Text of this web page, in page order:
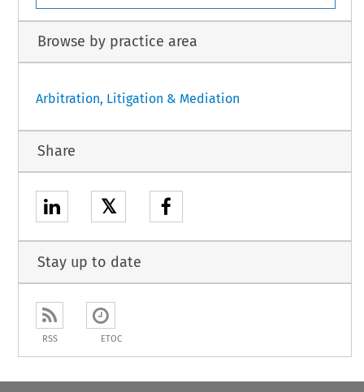
Browse by practice area
Arbitration, Litigation & Mediation
Share
𝕏
Stay up to date
RSS ETOC